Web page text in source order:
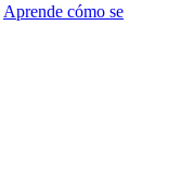
Aprende cómo se